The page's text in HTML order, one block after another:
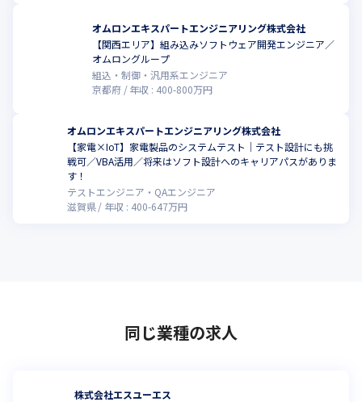
オムロンエキスパートエンジニアリング株式会社
【関西エリア】組み込みソフトウェア開発エンジニア／
オムロングループ
組込・制御・汎用系エンジニア
京都府
年収 : 400-800万円
オムロンエキスパートエンジニアリング株式会社
【家電×IoT】家電製品のシステムテスト｜テスト設計にも挑
戦可／VBA活用／将来はソフト設計へのキャリアパスがありま
す！
テストエンジニア・QAエンジニア
滋賀県
年収 : 400-647万円
同じ業種の求人
株式会社エスユーエス